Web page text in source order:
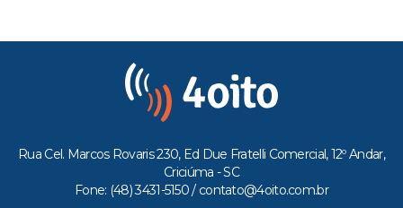
Rua Cel. Marcos Rovaris 230, Ed Due Fratelli Comercial, 12º Andar,
Criciúma - SC
Fone: (48) 3431-5150 / contato@4oito.com.br